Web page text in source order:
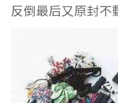
反倒最后又原封不